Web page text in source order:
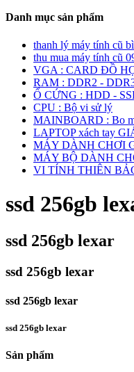
Danh mục sản phẩm
thanh lý máy tính cũ
thu mua máy tính cũ
VGA : CARD ĐỒ
RAM : DDR2 -
Ổ CỨNG : HDD -
CPU : Bộ vi sử lý
MAINBOARD : Bo
LAPTOP xách tay
MÁY DÀNH CHƠI
MÁY BỘ DÀNH
VI TÍNH THIÊN
ssd 256gb
ssd 256gb lexar
ssd 256gb lexar
ssd 256gb lexar
ssd 256gb lexar
Sản phẩm